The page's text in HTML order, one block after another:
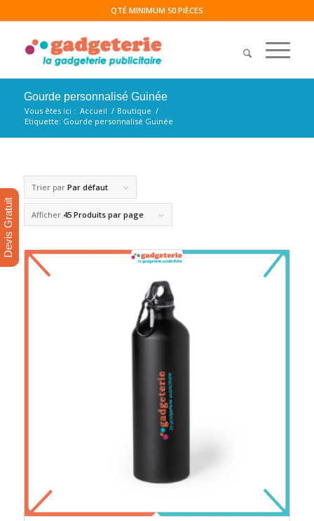
QTÉ MINIMUM 50 PIÈCES
Gourde personnalisé Guinée
Vous êtes ici : Accueil / Boutique /
Etiquette: Gourde personnalisé Guinée
Trier par Par défaut
Afficher 45 Produits par page
Devis Gratuit